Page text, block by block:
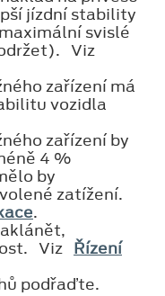
jízdní stability
svislé
Viz
zařízení má
vozidla
zařízení by
4 %
by
zatížení.
.
Viz Řízení
podřaďte.